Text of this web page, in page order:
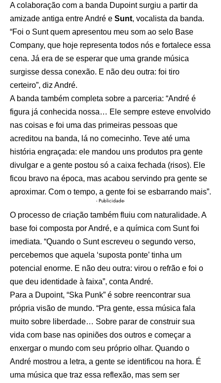
A colaboração com a banda Dupoint surgiu a partir da
amizade antiga entre André e Sunt, vocalista da banda.
“Foi o Sunt quem apresentou meu som ao selo Base
Company, que hoje representa todos nós e fortalece essa
cena. Já era de se esperar que uma grande música
surgisse dessa conexão. E não deu outra: foi tiro
certeiro”, diz André.
A banda também completa sobre a parceria: “André é
figura já conhecida nossa… Ele sempre esteve envolvido
nas coisas e foi uma das primeiras pessoas que
acreditou na banda, lá no comecinho. Teve até uma
história engraçada: ele mandou uns produtos pra gente
divulgar e a gente postou só a caixa fechada (risos). Ele
ficou bravo na época, mas acabou servindo pra gente se
aproximar. Com o tempo, a gente foi se esbarrando mais”.
- Publicidade-
O processo de criação também fluiu com naturalidade. A
base foi composta por André, e a química com Sunt foi
imediata. “Quando o Sunt escreveu o segundo verso,
percebemos que aquela ‘suposta ponte’ tinha um
potencial enorme. E não deu outra: virou o refrão e foi o
que deu identidade à faixa”, conta André.
Para a Dupoint, “Ska Punk” é sobre reencontrar sua
própria visão de mundo. “Pra gente, essa música fala
muito sobre liberdade… Sobre parar de construir sua
vida com base nas opiniões dos outros e começar a
enxergar o mundo com seu próprio olhar. Quando o
André mostrou a letra, a gente se identificou na hora. É
uma música que traz essa reflexão, mas sem ser